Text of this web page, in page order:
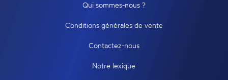
Qui sommes-nous ?
Conditions générales de vente
Contactez-nous
Notre lexique